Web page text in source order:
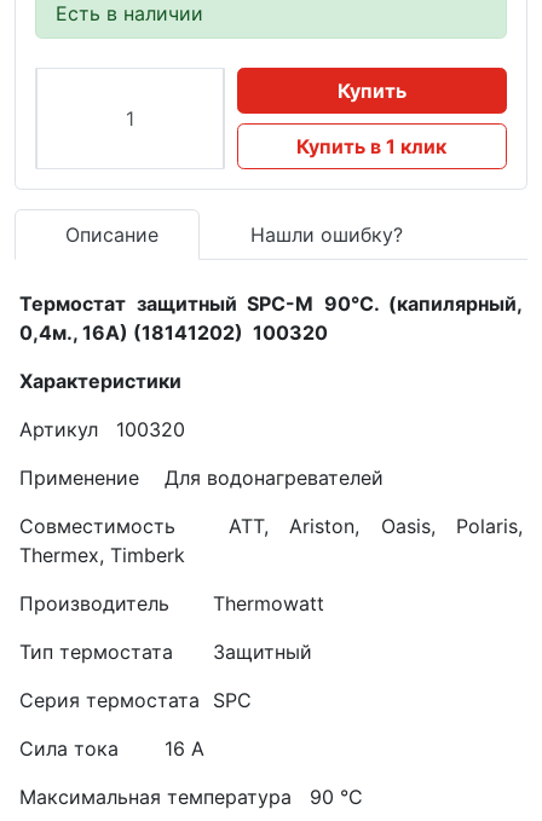
Есть в наличии
Купить
Купить в 1 клик
Описание Нашли ошибку?
Термостат защитный SPC-М 90°С. (капилярный,
0,4м., 16А) (18141202) 100320
Характеристики
Артикул
100320
Применение
Для водонагревателей
Совместимость
ATT, Ariston, Oasis, Polaris,
Thermex, Timberk
Производитель
Thermowatt
Тип термостата
Защитный
Серия термостата
SPC
Сила тока
16 А
Максимальная температура
90 °C